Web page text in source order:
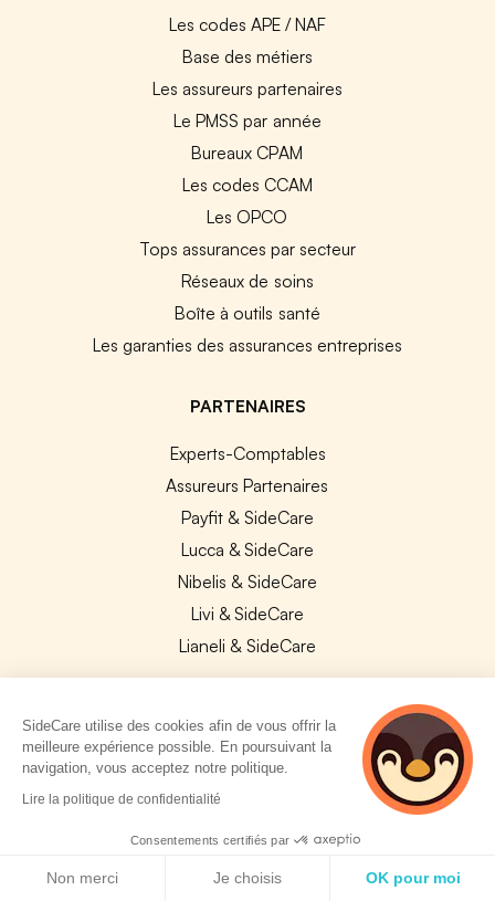
Les codes APE / NAF
Base des métiers
Les assureurs partenaires
Le PMSS par année
Bureaux CPAM
Les codes CCAM
Les OPCO
Tops assurances par secteur
Réseaux de soins
Boîte à outils santé
Les garanties des assurances entreprises
PARTENAIRES
Experts-Comptables
Assureurs Partenaires
Payfit & SideCare
Lucca & SideCare
Nibelis & SideCare
Livi & SideCare
Lianeli & SideCare
API SideCare
Les SIRH / Systèmes de paie connectés
Se connecter
SideCare utilise des cookies afin de vous offrir la
meilleure expérience possible. En poursuivant la
navigation, vous acceptez notre politique.
Lire la politique de confidentialité
Consentements certifiés par
Non merci Je choisis OK pour moi
2 personnes
consultent
actuellement cette